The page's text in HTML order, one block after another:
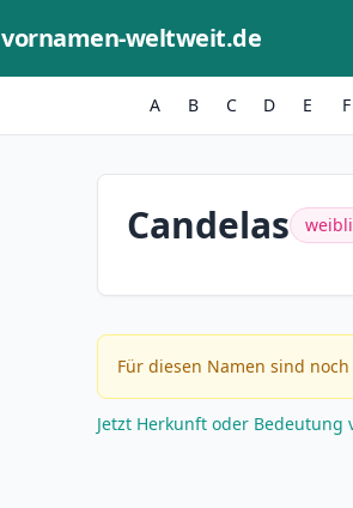
vornamen-weltweit.de
A B C D E F
Candelas
Für diesen Namen sind
Jetzt Herkunft oder Bedeutung